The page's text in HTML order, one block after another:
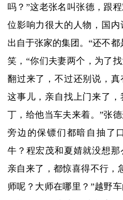
吗？”这老张名叫张德，跟
位影响力很大的人物，国
出自于张家的集团。“还不
笑，“你们夫妻两个，为了
翻过来了，不过还别说，
这事儿，亲自找上门来了
丁，给他当车夫来着。”张
旁边的保镖们都暗自抽了
牛？程宏茂和夏婧就没想
亲自来了，都惊喜得不行，
师呢？大师在哪里？”越野